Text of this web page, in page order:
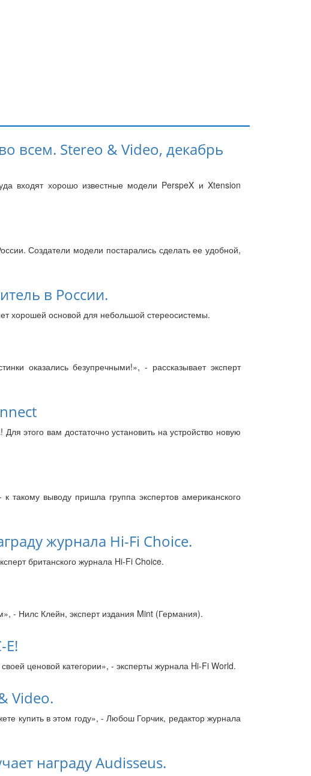
всем. Stereo & Video, декабрь
входят хорошо известные модели PerspeX и Xtension
Создатели модели постарались сделать ее удобной,
в России.
хорошей основой для небольшой стереосистемы.
оказались безупречными!», - рассказывает эксперт
этого вам достаточно установить на устройство новую
такому выводу пришла группа экспертов американского
журнала Hi-Fi Choice.
британского журнала Hi-Fi Choice.
- Нилс Клейн, эксперт издания Mint (Германия).
E!
ценовой категории», - эксперты журнала Hi-Fi World.
Video.
купить в этом году», - Любош Горчик, редактор журнала
награду Audisseus.